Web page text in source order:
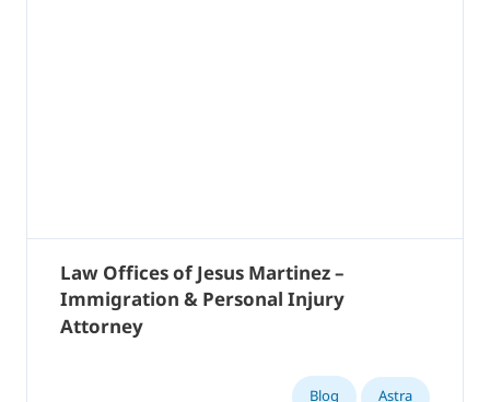
Law Offices of Jesus Martinez –
Immigration & Personal Injury
Attorney